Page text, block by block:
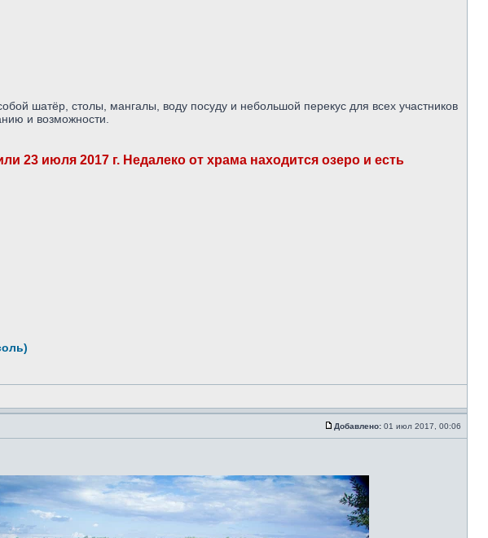
шатёр, столы, мангалы, воду посуду и небольшой перекус для всех участников
и возможности.
23 июля 2017 г. Недалеко от храма находится озеро и есть
Добавлено: 01 июл 2017, 00:06